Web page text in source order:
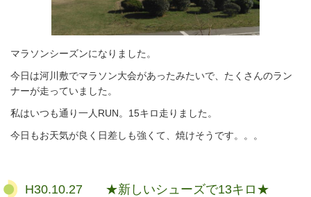
マラソンシーズンになりました。
今日は河川敷でマラソン大会があったみたいで、たくさんのラン
ナーが走っていました。
私はいつも通り一人RUN。15キロ走りました。
今日もお天気が良く日差しも強くて、焼けそうです。。。
H30.10.27 ★新しいシューズで13キロ★